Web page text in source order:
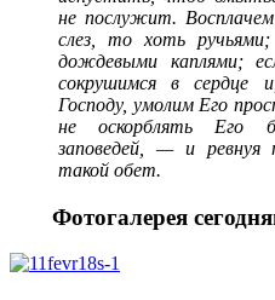
не послужит.
слез, то хоть
дождевыми каплями;
сокрушимся в сердце
Господу, умолим Его
не оскорблять Его
заповедей, — и ревнуя
такой обет.
Фотогалерея